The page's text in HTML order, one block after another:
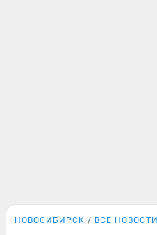
НОВОСИБИРСК ВСЕ НОВОСТИ